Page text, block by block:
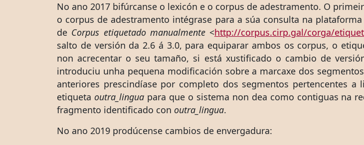
No ano 2017 bifúrcanse o lexicón e o corpus de adestramento. O
o corpus de adestramento intégrase para a súa consulta na
de Corpus etiquetado manualmente<http://corpus.cirp.gal/corga/
salto de versión da 2.6 á 3.0, para equiparar ambos os corpus, o
non acrecentar o seu tamaño, si está xustificado o cambio de
introduciu unha pequena modificación sobre a marcaxe dos
anteriores prescindíase por completo dos segmentos pertencentes
etiqueta outra_linguapara que o sistema non dea como contiguas na
fragmento identificado con outra_lingua.
No ano 2019 prodúcense cambios de envergadura: